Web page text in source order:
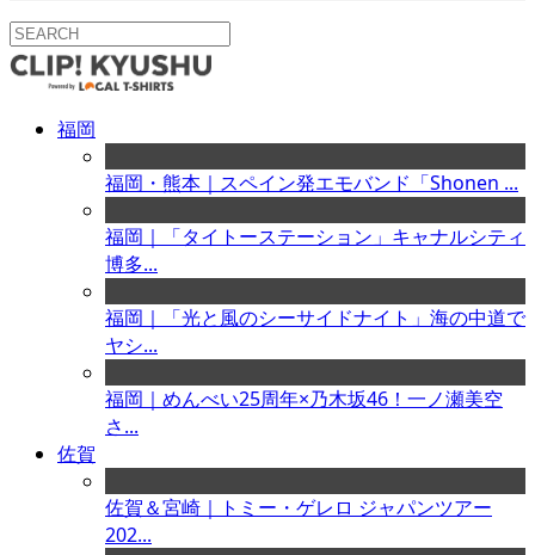
福岡
福岡・熊本｜スペイン発エモバンド「Shonen ...
福岡｜「タイトーステーション」キャナルシティ
博多...
福岡｜「光と風のシーサイドナイト」海の中道で
ヤシ...
福岡｜めんべい25周年×乃木坂46！一ノ瀬美空
さ...
佐賀
佐賀＆宮崎｜トミー・ゲレロ ジャパンツアー
202...